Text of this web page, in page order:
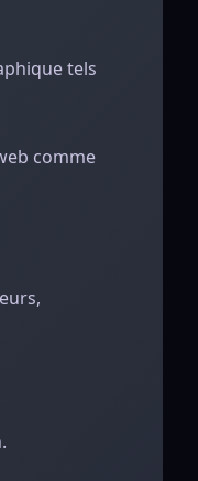
tels
comme